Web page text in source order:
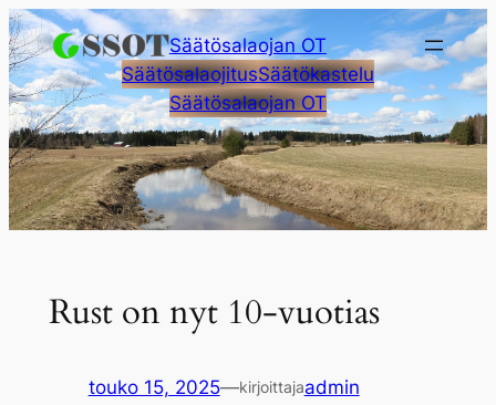
Siirry
sisältöön
Säätösalaojan OT
SäätösalaojitusSäätökastelu
Säätösalaojan OT
Rust on nyt 10-vuotias
touko 15, 2025—kirjoittajaadmin